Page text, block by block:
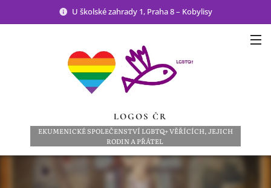
U školské zahrady 1, Praha 8 – Kobylisy
LOGOS ČR
EKUMENICKÉ SPOLEČENSTVÍ LGBTQ+ VĚŘÍCÍCH, JEJICH
RODIN A PŘÁTEL